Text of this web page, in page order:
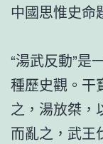
中國思惟史命
“湯武反動”是
種歷史觀。干
之，湯放桀，
而亂之，武王